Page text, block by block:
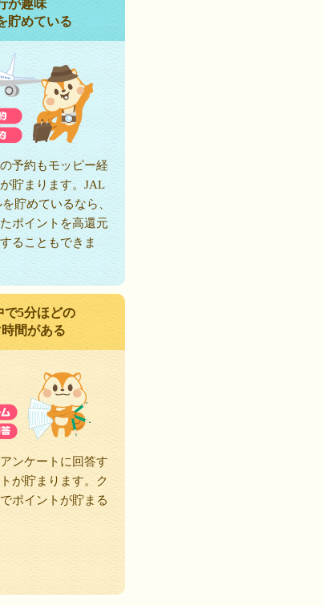
が趣味
貯めている
予約もモッピー経
貯まります。JAL
貯めているなら、
ポイントを高還元
ることもできま
で5分ほどの
間がある
ンケートに回答す
が貯まります。ク
ポイントが貯まる